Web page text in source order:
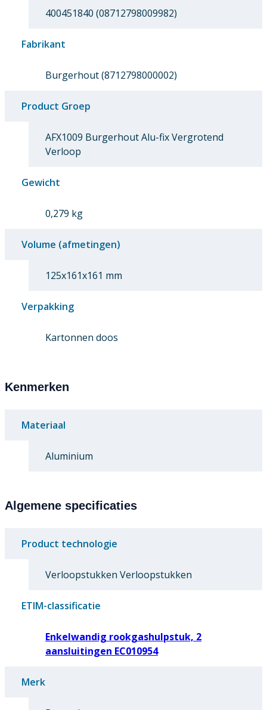
400451840 (08712798009982)
Fabrikant
Burgerhout (8712798000002)
Product Groep
AFX1009 Burgerhout Alu-fix Vergrotend
Verloop
Gewicht
0,279 kg
Volume (afmetingen)
125x161x161 mm
Verpakking
Kartonnen doos
Kenmerken
Materiaal
Aluminium
Algemene specificaties
Product technologie
Verloopstukken Verloopstukken
ETIM-classificatie
Enkelwandig rookgashulpstuk, 2
aansluitingen EC010954
Merk